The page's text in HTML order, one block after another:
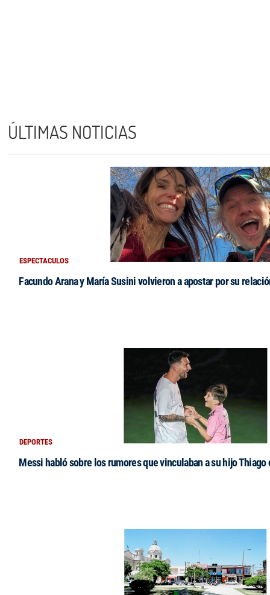
ÚLTIMAS NOTICIAS
ESPECTACULOS
Facundo Arana y María Susini volvieron a apostar por su
DEPORTES
Messi habló sobre los rumores que vinculaban a su hijo Thiago